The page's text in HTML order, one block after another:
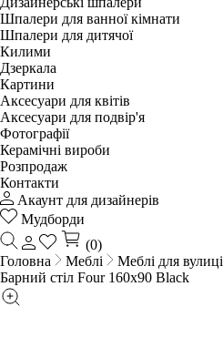
Шпалери для ванної кімнати
Шпалери для дитячої
Килими
Дзеркала
Картини
Аксесуари для квітів
Аксесуари для подвір'я
Фотографії
Керамічні вироби
Розпродаж
Контакти
Акаунт для дизайнерів
Мудборди
(0)
Головна
Меблі Меблі для вулиці
Барний стіл Four 160x90 Black